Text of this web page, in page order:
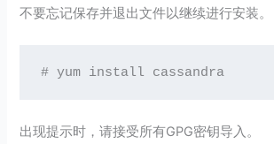
不要忘记保存并退出文件以继续进行安装。
# yum install cassandra
出现提示时，请接受所有GPG密钥导入。